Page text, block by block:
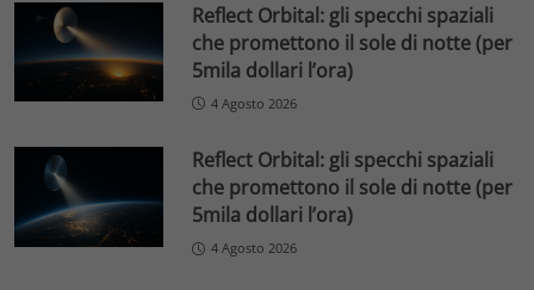
Reflect Orbital: gli specchi spaziali
che promettono il sole di notte (per
5mila dollari l’ora)
4 Agosto 2026
Reflect Orbital: gli specchi spaziali
che promettono il sole di notte (per
5mila dollari l’ora)
4 Agosto 2026